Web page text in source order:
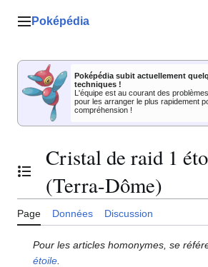
Menu principal
Poképédia
Poképédia subit actuellement
techniques !
L'équipe est au courant des
pour les arranger le plus rapidement
compréhension !
Basculer la table des matières
Cristal de raid 1
(Terra-Dôme)
Page Données Discussion
Pour les articles homonymes, se
étoile